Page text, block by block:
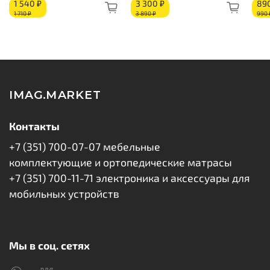
1 540 ₽
1 710 ₽
3 300 ₽
3 890 ₽ 990
IMAG.MARKET
Контакты
+7 (351) 700-07-07 мебельные
комплектующие и ортопедические матрасы
+7 (351) 700-11-71 электроника и аксессуары для
мобильных устройств
Мы в соц. сетях